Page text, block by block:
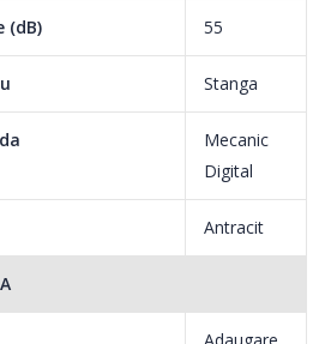
prestabilite sunt: Mix, Curtain,
minute ale ciclului de spalare
nu atinge rama inferioara a usii poti
add garment pentru continuarea
(dB) 55
Stanga
Mecanic
Digital
Antracit